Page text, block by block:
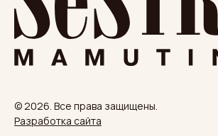
© 2026. Все права защищены.
Разработка сайта